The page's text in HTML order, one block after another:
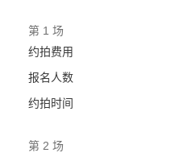
第 1 场
约拍费用
报名人数
约拍时间
第 2 场